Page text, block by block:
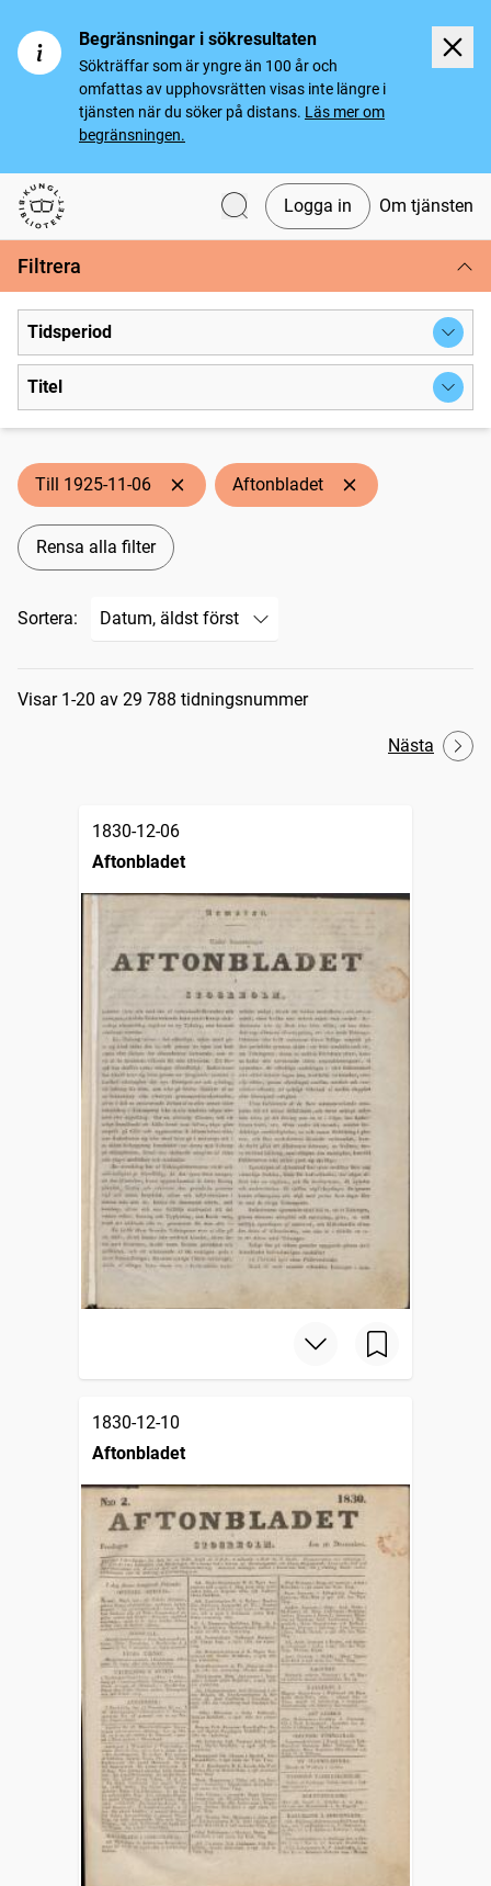
Begränsningar i sökresultaten
Sökträffar som är yngre än 100 år och
omfattas av upphovsrätten visas inte längre i
tjänsten när du söker på distans. Läs mer om
begränsningen.
Svenska tidningar
Logga in Om tjänsten
Filtrera
Tidsperiod
Titel
Till 1925-11-06 Aftonbladet
Rensa alla filter
Sortera:
Sökresultat
Visar 1-20 av 29 788 tidningsnummer
Nästa
1830-12-06
Aftonbladet
1830-12-10
Aftonbladet